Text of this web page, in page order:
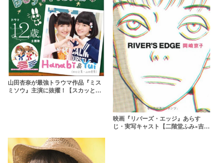
山田杏奈が最強トラウマ作品『ミス
ミソウ』主演に抜擢！【スカッとジ
映画『リバーズ・エッジ』あらす
じ・実写キャスト【二階堂ふみ×吉沢